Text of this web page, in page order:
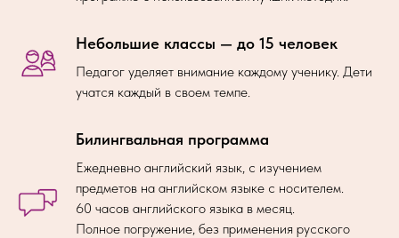
Небольшие классы — до 15 человек
Педагог уделяет внимание каждому ученику. Дети
учатся каждый в своем темпе.
Билингвальная программа
Ежедневно английский язык, с изучением
предметов на английском языке с носителем.
60 часов английского языка в месяц.
Полное погружение, без применения русского